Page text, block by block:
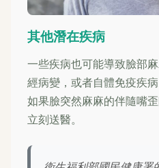
其他潛在疾病
一些疾病也可能導致臉部
經病變，或者自體免疫疾
如果臉突然麻麻的伴隨嘴
立刻送醫。